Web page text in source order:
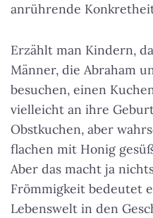
anrührende
Erzählt man Kindern,
Männer, die Abraham
besuchen, einen
vielleicht an ihre
Obstkuchen, aber
flachen mit Honig
Aber das macht ja
Frömmigkeit bedeutet
Lebenswelt in den